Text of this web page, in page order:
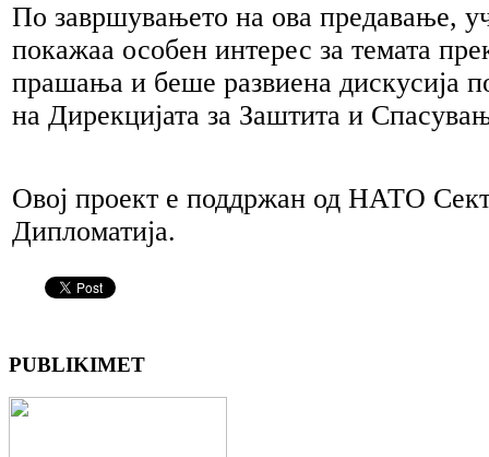
По завршувањето на ова предавање,
покажаа особен интерес за темата
прашања и беше развиена дискусија
на Дирекцијата за Заштита и
Овој проект е поддржан од НАТО
Дипломатија.
PUBLIKIMET